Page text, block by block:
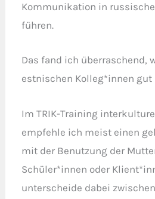
Kommunikation in
führen.
Das fand ich überraschend,
estnischen Kolleg*innen
Im TRIK-Training
empfehle ich meist einen
mit der Benutzung der
Schüler*innen oder
unterscheide dabei zwischen